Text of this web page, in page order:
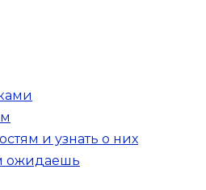
и узнать о них
ожидаешь